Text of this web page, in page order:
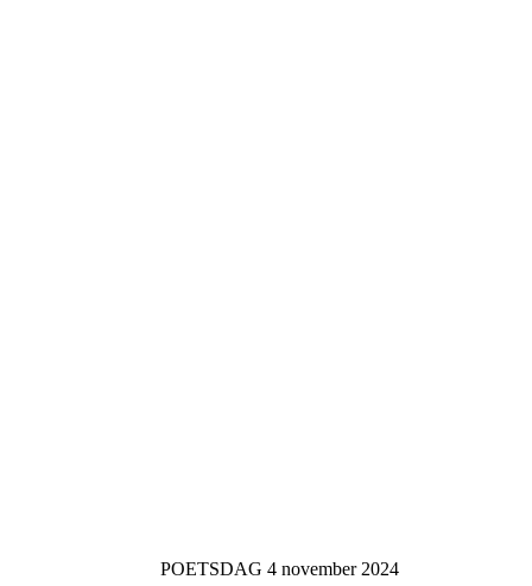
POETSDAG 4 november 2024